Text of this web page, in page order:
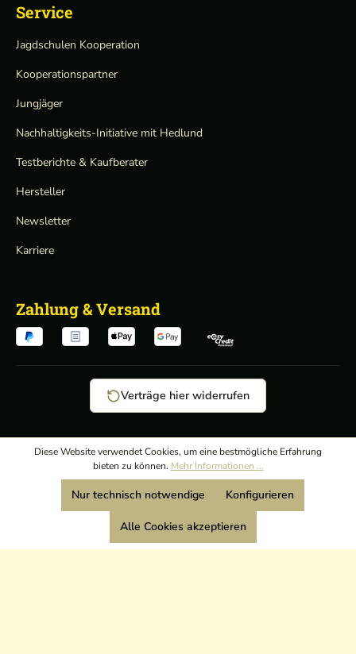
Service
Jagdschulen Kooperation
Kooperationspartner
Jungjäger
Nachhaltigkeits-Initiative mit Hedlund
Testberichte & Kaufberater
Hersteller
Newsletter
Karriere
Zahlung & Versand
Verträge hier widerrufen
AGB/
Datenschutz/
Wir sind Mitglied:
Diese Website verwendet Cookies, um eine bestmögliche Erfahrung
bieten zu können. Mehr Informationen ...
Nur technisch notwendige Konfigurieren
Alle Cookies akzeptieren